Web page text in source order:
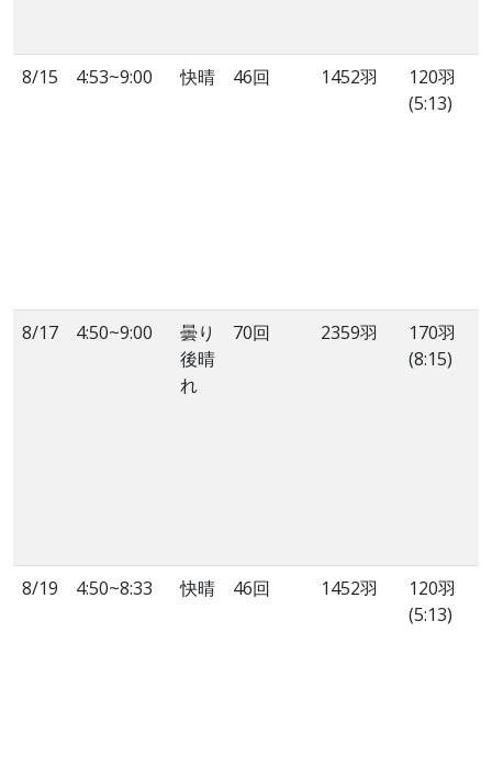
8/15 4:53~9:00 快晴 46回 1452羽
120羽
(5:13)
8/17 4:50~9:00
曇り
後晴
れ
70回 2359羽
170羽
(8:15)
8/19 4:50~8:33 快晴 46回 1452羽
120羽
(5:13)